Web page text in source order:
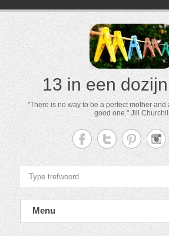
13 in een
"There is no way to be a perfect mother
good one." Jill Churchill
Menu